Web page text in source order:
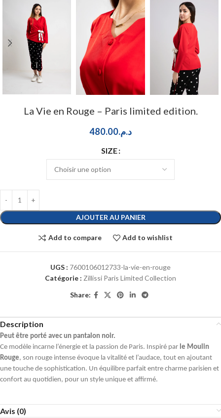
La Vie en Rouge – Paris limited edition.
د.م.480.00
SIZE
AJOUTER AU PANIER
Add to compare Add to wishlist
UGS : 7600106012733-la-vie-en-rouge
Catégorie : Zillissi Paris Limited Collection
Share:
Description
Peut être porté avec un pantalon noir.
Ce modèle incarne l’énergie et la passion de Paris. Inspiré par le Moulin
Rouge, son rouge intense évoque la vitalité et l’audace, tout en ajoutant
une touche de sophistication. Un équilibre parfait entre charme parisien et
confort au quotidien, pour un style unique et affirmé.
Avis (0)